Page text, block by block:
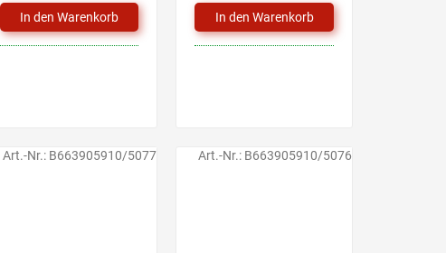
Art.-Nr.: B663905910/5077 Art.-Nr.: B663905910/5076